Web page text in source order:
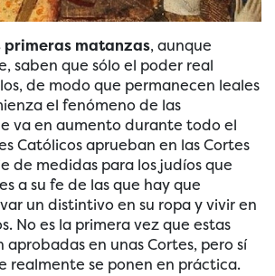
primeras matanzas, aunque
saben que sólo el poder real
de modo que permanecen leales
el fenómeno de las
va en aumento durante todo el
Católicos aprueban en las Cortes
de medidas para los judíos que
a su fe de las que hay que
un distintivo en su ropa y vivir en
No es la primera vez que estas
aprobadas en unas Cortes, pero sí
realmente se ponen en práctica.